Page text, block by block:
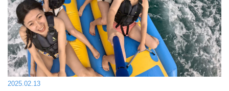
2025.02.13